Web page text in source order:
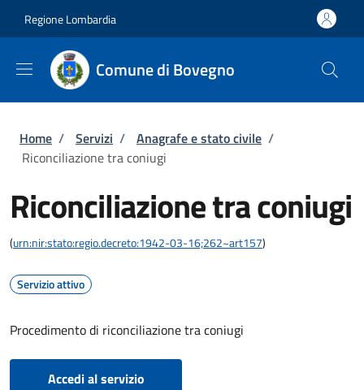
Regione Lombardia
Comune di Bovegno
Briciole di pane
Home / Servizi / Anagrafe e stato civile /
Riconciliazione tra coniugi
Riconciliazione tra coniugi
(urn:nir:stato:regio.decreto:1942-03-16;262~art157)
Servizio attivo
Procedimento di riconciliazione tra coniugi
Accedi al servizio